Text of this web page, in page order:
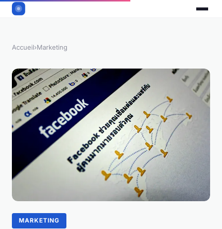
Accueil›Marketing
MARKETING